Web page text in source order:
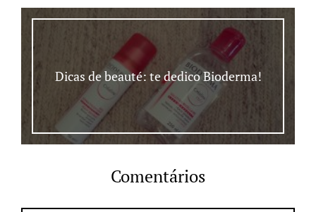
Dicas de beauté: te dedico Bioderma!
Comentários